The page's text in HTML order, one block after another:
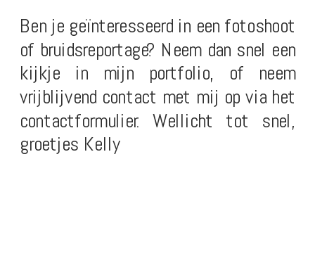
Ben je geïnteresseerd in een fotoshoot
of bruidsreportage? Neem dan snel een
kijkje in mijn portfolio, of neem
vrijblijvend contact met mij op via het
contactformulier. Wellicht tot snel,
groetjes Kelly